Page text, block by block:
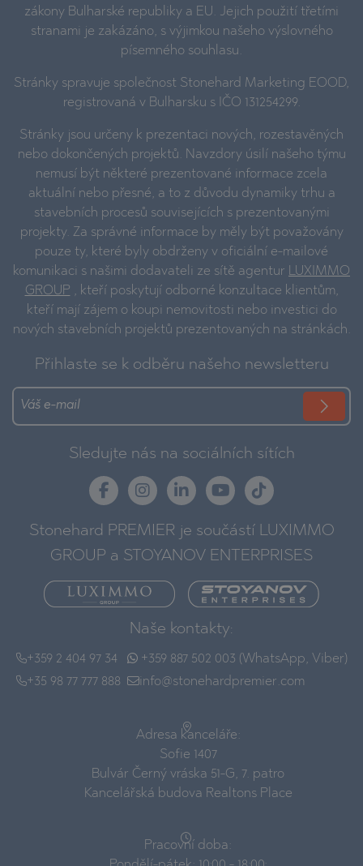
zákony Bulharské republiky a EU. Jejich použití třetími
stranami je zakázáno, s výjimkou našeho výslovného
písemného souhlasu.
Stránky spravuje společnost Stonehard Marketing EOOD,
registrovaná v Bulharsku s IČO 131254299.
Stránky jsou určeny k prezentaci nových, rozestavěných
nebo dokončených projektů. Navzdory úsilí našeho týmu
nemusí být některé prezentované informace zcela
aktuální nebo přesné, a to z důvodu dynamiky trhu a
stavebních procesů souvisejících s prezentovanými
projekty. Za správné informace by měly být považovány
pouze ty, které byly obdrženy v oficiální e-mailové
komunikaci s našimi dodavateli ze sítě agentur LUXIMMO
GROUP , kteří poskytují odborné konzultace klientům,
kteří mají zájem o koupi nemovitosti nebo investici do
nových stavebních projektů prezentovaných na stránkách.
Přihlaste se k odběru našeho newsletteru
Sledujte nás na sociálních sítích
Stonehard PREMIER je součástí LUXIMMO
GROUP a STOYANOV ENTERPRISES
Naše kontakty:
+359 2 404 97 34
+35 98 77 777 888
+359 887 502 003 (WhatsApp, Viber)
info@stonehardpremier.com
Adresa kanceláře:
Sofie 1407
Bulvár Černý vráska 51-G, 7. patro
Kancelářská budova Realtons Place
Pracovní doba: